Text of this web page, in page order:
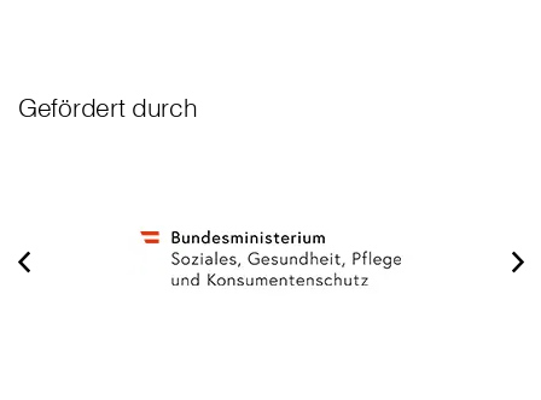
Gefördert durch